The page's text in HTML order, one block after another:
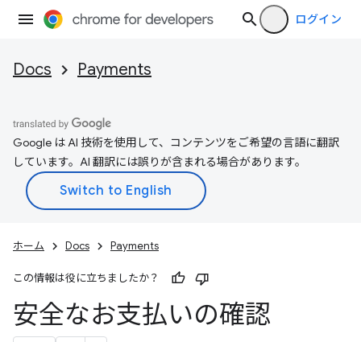
ログイン
Docs Payments
Google は AI 技術を使用して、コンテンツをご希望の言語に翻訳
しています。AI 翻訳には誤りが含まれる場合があります。
ホーム Docs Payments
この情報は役に立ちましたか？
安全なお支払いの確認